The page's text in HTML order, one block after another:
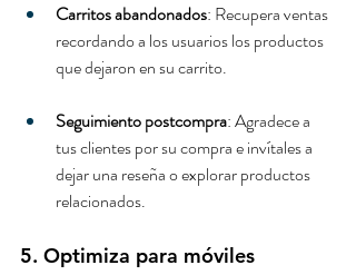
Carritos abandonados: Recupera ventas
recordando a los usuarios los productos
que dejaron en su carrito.
Seguimiento postcompra: Agradece a
tus clientes por su compra e invítales a
dejar una reseña o explorar productos
relacionados.
5. Optimiza para móviles